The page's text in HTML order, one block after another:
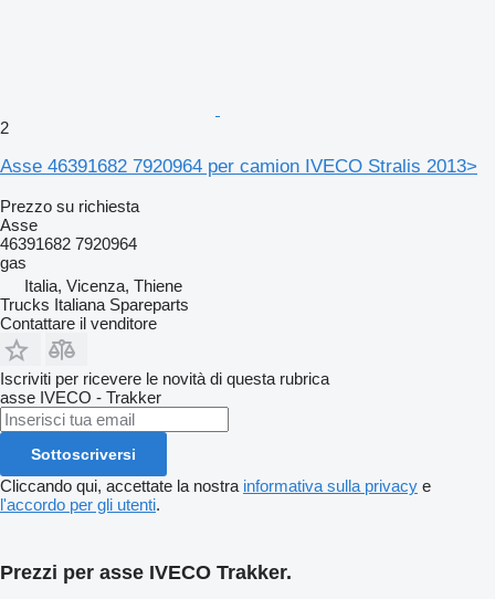
2
Asse 46391682 7920964 per camion IVECO Stralis 2013>
Prezzo su richiesta
Asse
46391682 7920964
gas
Italia, Vicenza, Thiene
Trucks Italiana Spareparts
Contattare il venditore
Iscriviti per ricevere le novità di questa rubrica
asse IVECO - Trakker
Sottoscriversi
Cliccando qui, accettate la nostra informativa sulla privacy e
l'accordo per gli utenti.
Prezzi per asse IVECO Trakker.